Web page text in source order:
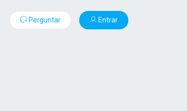
Perguntar Entrar